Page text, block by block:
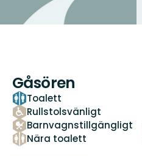
Gåsören
Toalett
Rullstolsvänligt
Barnvagnstillgängligt
Nära toalett